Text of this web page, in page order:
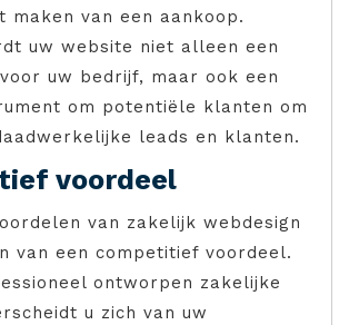
van een aankoop.
uw website niet alleen een
uw bedrijf, maar ook een
om potentiële klanten om
leads en klanten.
voordeel
van zakelijk webdesign
van een competitief voordeel.
ontworpen zakelijke
u zich van uw